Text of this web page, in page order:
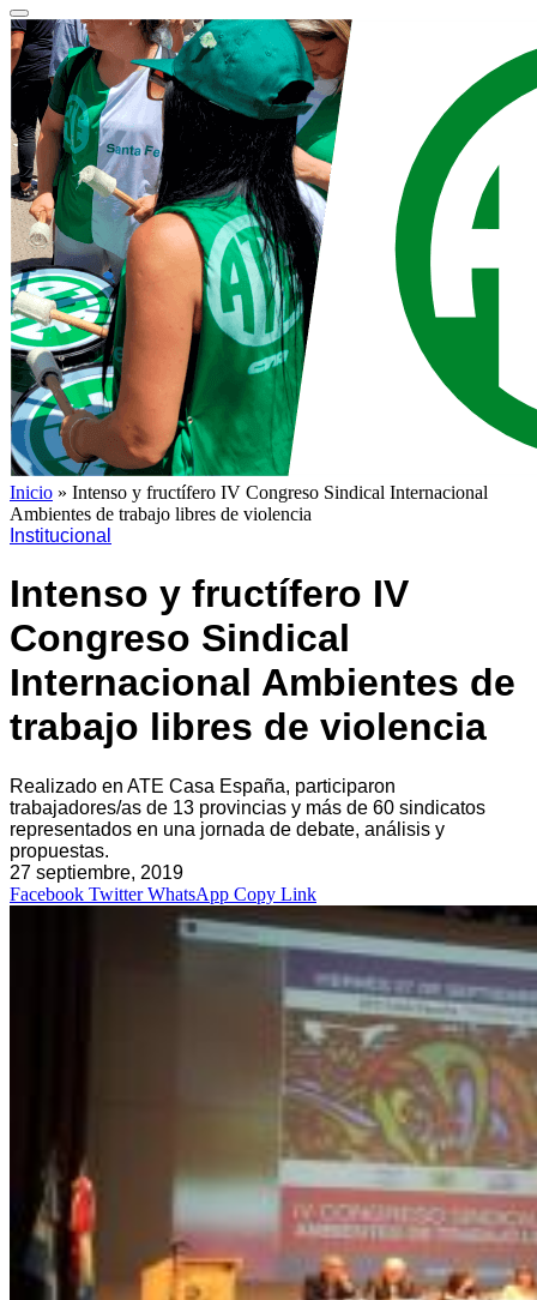
Inicio » Intenso y fructífero IV Congreso Sindical Internacional
Ambientes de trabajo libres de violencia
Institucional
Intenso y fructífero IV
Congreso Sindical
Internacional Ambientes de
trabajo libres de violencia
Realizado en ATE Casa España, participaron
trabajadores/as de 13 provincias y más de 60 sindicatos
representados en una jornada de debate, análisis y
propuestas.
27 septiembre, 2019
Facebook Twitter WhatsApp Copy Link